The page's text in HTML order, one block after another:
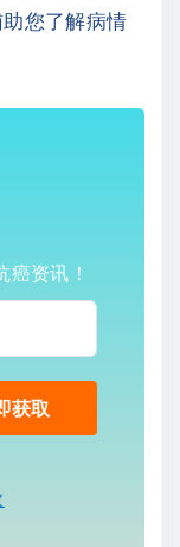
助您了解病情
资讯！